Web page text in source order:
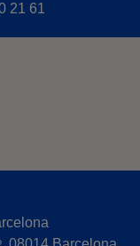
21 61